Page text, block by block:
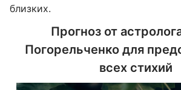
близких.
Прогноз от
Погорельченко для
всех стихий